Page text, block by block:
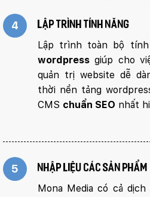
4
Lập trình tính năng
Lập trình toàn bộ
wordpress giúp cho
quản trị website dễ
thời nền tảng
CMS chuẩn SEO nhất
5
Nhập liệu các sản phẩm
Mona Media có cả